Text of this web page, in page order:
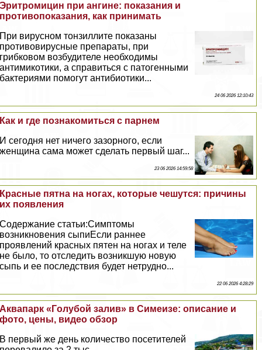
Эритромицин при ангине: показания и
противопоказания, как принимать
При вирусном тонзиллите показаны
противовирусные препараты, при
грибковом возбудителе необходимы
антимикотики, а справиться с патогенными
бактериями помогут антибиотики...
24 06 2026 12:10:43
Как и где познакомиться с парнем
И сегодня нет ничего зазорного, если
женщина сама может сделать первый шаг...
23 06 2026 14:59:58
Красные пятна на ногах, которые чешутся: причины
их появления
Содержание статьи:Симптомы
возникновения сыпиЕсли раннее
проявлений красных пятен на ногах и теле
не было, то отследить возникшую новую
сыпь и ее последствия будет нетрудно...
22 06 2026 4:28:29
Аквапарк «Гoлyбой залив» в Симеизе: описание и
фото, цены, видео обзор
В первый же день количество посетителей